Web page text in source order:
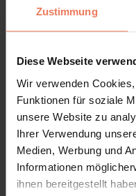
Zustimmung
Diese Webseite
Wir verwenden
Funktionen für soziale
unsere Website zu
Ihrer Verwendung
Medien, Werbung und
Informationen
ihnen bereitgestellt
Schreibe
Du musstangemeldet
abzugeben.